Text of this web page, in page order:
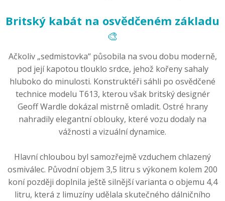
Britský kabát na osvědčeném základu
🎨
Ačkoliv „sedmistovka“ působila na svou dobu moderně,
pod její kapotou tlouklo srdce, jehož kořeny sahaly
hluboko do minulosti. Konstruktéři sáhli po osvědčené
technice modelu T613, kterou však britský designér
Geoff Wardle dokázal mistrně omladit. Ostré hrany
nahradily elegantní oblouky, které vozu dodaly na
vážnosti a vizuální dynamice.
Hlavní chloubou byl samozřejmě vzduchem chlazený
osmiválec. Původní objem 3,5 litru s výkonem kolem 200
koní později doplnila ještě silnější varianta o objemu 4,4
litru, která z limuzíny udělala skutečného dálničního